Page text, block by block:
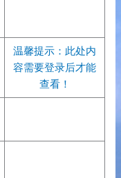
温馨提示：此处内
容需要登录后才能
查看！